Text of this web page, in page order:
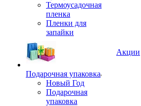
Термоусадочная
пленка
Пленки для
запайки
Подарочная упаковка
Новый Год
Подарочная
упаковка
Акции